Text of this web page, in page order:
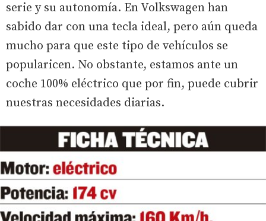
serie y su autonomía. En Volkswagen han
sabido dar con una tecla ideal, pero aún queda
mucho para que este tipo de vehículos se
popularicen. No obstante, estamos ante un
coche 100% eléctrico que por fin, puede cubrir
nuestras necesidades diarias.